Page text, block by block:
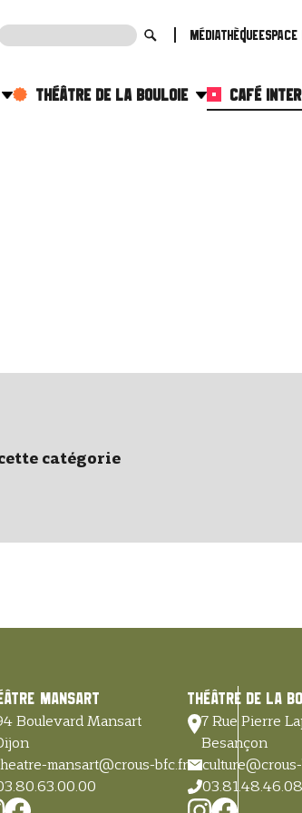
Médiathèque
THÉÂTRE DE LA BOULOIE CAFÉ
catégorie
Mansart
Boulevard Mansart
mansart@crous-bfc.fr
Théâtre de la
7 Rue Pierre
Besançon
03.81.48.46.08